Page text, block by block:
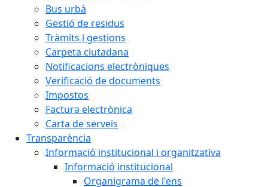
Bus urbà
Gestió de residus
Tràmits i gestions
Carpeta ciutadana
Notificacions electròniques
Verificació de documents
Impostos
Factura electrònica
Carta de serveis
Transparència
Informació institucional i organitzativa
Informació institucional
Organigrama de l'ens